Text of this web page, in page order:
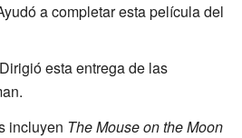
a completar esta película del
esta entrega de las
incluyen The Mouse on the Moon